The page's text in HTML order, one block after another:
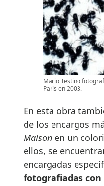
Mario Testino
París en 2003.
En esta obra
de los encargos
Maison en un
ellos, se
encargadas
fotografiadas